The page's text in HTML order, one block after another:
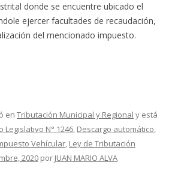
donde se encuentre ubicado el
ejercer facultades de recaudación,
del mencionado impuesto.
en Tributación Municipal y Regional y está
Legislativo N° 1246, Descargo automático,
Vehícular, Ley de Tributación
2020 por JUAN MARIO ALVA